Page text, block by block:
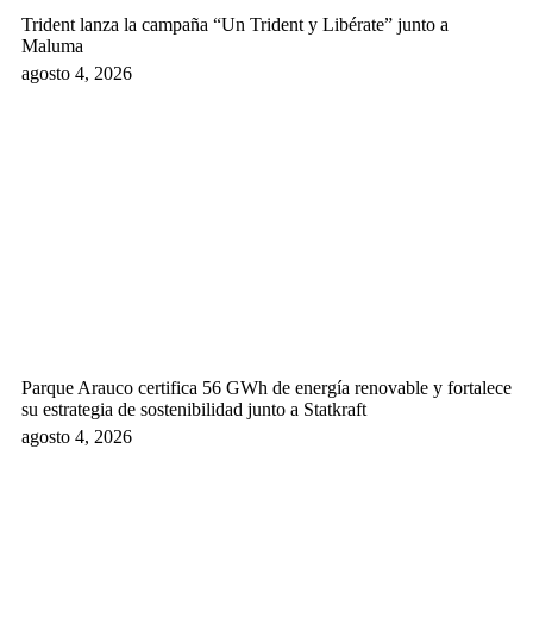
Trident lanza la campaña “Un Trident y Libérate” junto a
Maluma
agosto 4, 2026
Parque Arauco certifica 56 GWh de energía renovable y fortalece
su estrategia de sostenibilidad junto a Statkraft
agosto 4, 2026